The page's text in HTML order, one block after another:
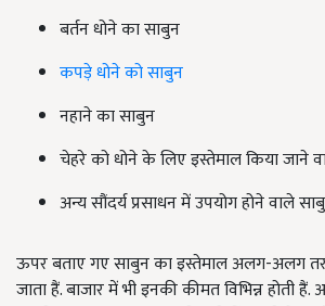
बर्तन धोने का साबुन
कपड़े धोने को साबुन
नहाने का साबुन
चेहरे को धोने के लिए इस्तेमाल किया जाने
अन्य सौंदर्य प्रसाधन में उपयोग होने वाले
ऊपर बताए गए साबुन का इस्तेमाल अलग-अलग
जाता हैं. बाजार में भी इनकी कीमत विभिन्न होती